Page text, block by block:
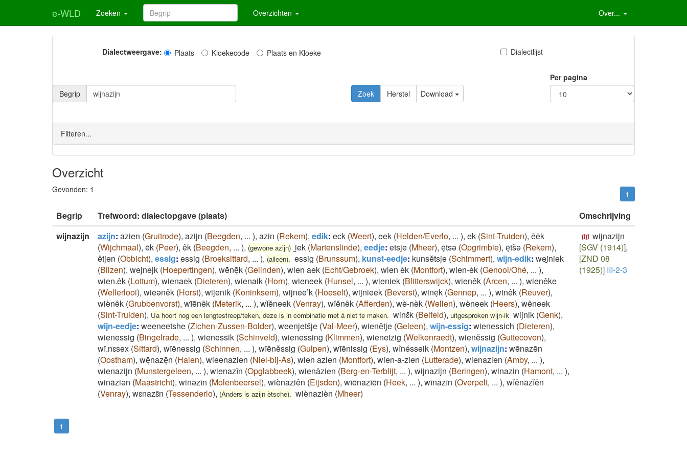
e-WLD Zoeken Overzichten Over...
Dialectweergave: Plaats Kloekecode Plaats en Kloeke Dialectlijst
Begrip Zoek Herstel Download
Per pagina
Filteren...
Overzicht
Gevonden: 1 1
Begrip Trefwoord: dialectopgave (plaats)
Omschrijving
wijnazijn
azijn: azien (Gruitrode), azijn (Beegden, ... ), azin (Rekem), edik: eck (Weert), eek (Helden/Everlo, ... ), ek (Sint-Truiden), ēēk
(Wijchmaal), ēk (Peer), êk (Beegden, ... ), (gewone azijn) i̯ek (Martenslinde), eedje: etsje (Mheer), ēͅtsə (Opgrimbie), ēͅtšə (Rekem),
êtjen (Obbicht), essig: essig (Broeksittard, ... ), (alleen). essig (Brunssum), kunst-eedje: kunsĕtsje (Schimmert), wijn-edik: wei̯niek
(Bilzen), wejnejk (Hoepertingen), wēnēͅk (Gelinden), wien aek (Echt/Gebroek), wien èk (Montfort), wien-èk (Genooi/Ohé, ... ),
wien.êk (Lottum), wienaek (Dieteren), wienaik (Horn), wieneek (Hunsel, ... ), wieniek (Blitterswijck), wienêk (Arcen, ... ), wienêke
(Wellerlooi), wieənêk (Horst), wijenik (Koninksem), wijnee’k (Hoeselt), wijnieek (Beverst), winēͅk (Gennep, ... ), winêk (Reuver),
wiènêk (Grubbenvorst), wīēnêk (Meterik, ... ), wĭĕneek (Venray), wĭĕnêk (Afferden), wè-nèk (Wellen), wèneek (Heers), wêneek
(Sint-Truiden), Ua hoort nog een lengtestreep/teken, deze is in combinatie met ä niet te maken. winɛ̄k (Belfeld), uitgesproken wijn-ik wijnik (Genk),
wijn-eedje: weeneetshe (Zichen-Zussen-Bolder), weenjetšje (Val-Meer), wienĕtje (Geleen), wijn-essig: wienessich (Dieteren),
wienessig (Bingelrade, ... ), wienessik (Schinveld), wienessing (Klimmen), wienetzig (Welkenraedt), wienĕssig (Guttecoven),
wī.nɛsex (Sittard), wīēnessig (Schinnen, ... ), wīēnĕssig (Gulpen), wīēnissig (Eys), wînésseik (Montzen), wijnazijn: wēnazēn
(Oostham), wēͅnazēͅn (Halen), wieenazien (Niel-bij-As), wien azien (Montfort), wien-a-zien (Lutterade), wienazien (Amby, ... ),
wienazijn (Munstergeleen, ... ), wienazīn (Opglabbeek), wienāzien (Berg-en-Terblijt, ... ), wijnazijn (Beringen), winazin (Hamont, ... ),
wināziən (Maastricht), winəzīn (Molenbeersel), wiènaziên (Eijsden), wīēnazīēn (Heek, ... ), wīnazīn (Overpelt, ... ), wĭĕnazĭĕn
(Venray), wɛnazɛ̄n (Tessenderlo), (Anders is azijn ètsche). wiènazièn (Mheer)
wijnazijn
[SGV (1914)],
[ZND 08
(1925)] III-2-3
1